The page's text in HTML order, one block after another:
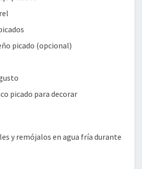
picado (opcional)
picado para decorar
y remójalos en agua fría durante